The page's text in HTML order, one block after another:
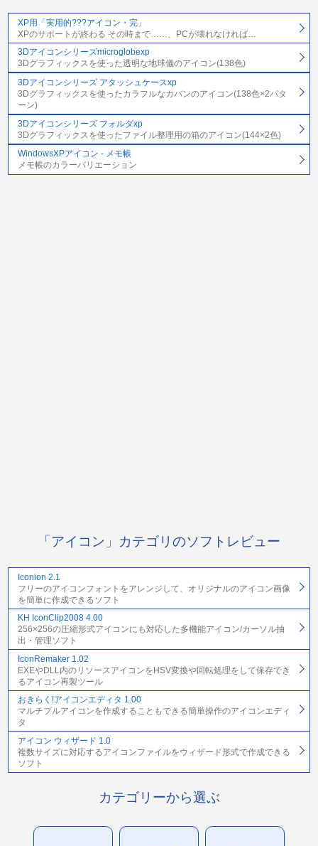
XP用「実用的???アイコン・完」
XPのサポートが終わる その時まで……、PCが壊れなければ…
3Dアイコンシリーズmicroglobexp
3Dグラフィックスを使った透明な地球儀のアイコン(138色)
3Dアイコンシリーズ アタッシュケースxp
3Dグラフィックスを使ったカラフルなカバンのアイコン(138色×2パタ
ーン)
3Dアイコンシリーズ フォルダxp
3Dグラフィックスを使ったファイル整理用の箱のアイコン(144×2色)
WindowsXPアイコン - メモ帳
メモ帳のカラーバリエーション
「アイコン」カテゴリのソフトレビュー
Iconion 2.1
フリーのアイコンフォントをアレンジして、オリジナルのアイコン画像
を簡単に作成できるソフト
KH IconClip2008 4.00
256×256の圧縮形式アイコンにも対応した多機能アイコン/カーソル抽
出・管理ソフト
IconRemaker 1.02
EXEやDLL内のリソースアイコンをHSV変換や回転処理をして保存でき
るアイコン再製ツール
おきらく!アイコンエディタ 1.00
マルチプルアイコンを作成することもできる簡単操作のアイコンエディ
タ
アイコン ウィザード 1.0
複数サイズに対応するアイコンファイルをウィザード形式で作成できる
ソフト
カテゴリーから選ぶ